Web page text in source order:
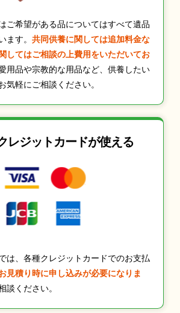
ご希望がある品についてはすべて遺品
ます。 共同供養に関しては追加料金な
してはご相談の上費用をいただいてお
用品や宗教的な用品など、供養したい
気軽にご相談ください。
レジットカードが使える
は、各種クレジットカードでのお支払
見積り時に申し込みが必要になりま
談ください。